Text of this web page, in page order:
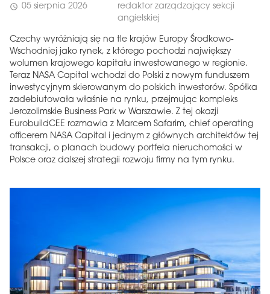
schedule 05 sierpnia 2026
redaktor zarządzający sekcji
angielskiej
Czechy wyróżniają się na tle krajów Europy Środkowo-
Wschodniej jako rynek, z którego pochodzi największy
wolumen krajowego kapitału inwestowanego w regionie.
Teraz NASA Capital wchodzi do Polski z nowym funduszem
inwestycyjnym skierowanym do polskich inwestorów. Spółka
zadebiutowała właśnie na rynku, przejmując kompleks
Jerozolimskie Business Park w Warszawie. Z tej okazji
EurobuildCEE rozmawia z Marcem Safarim, chief operating
officerem NASA Capital i jednym z głównych architektów tej
transakcji, o planach budowy portfela nieruchomości w
Polsce oraz dalszej strategii rozwoju firmy na tym rynku.